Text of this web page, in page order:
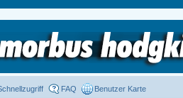
FAQ Benutzer Karte